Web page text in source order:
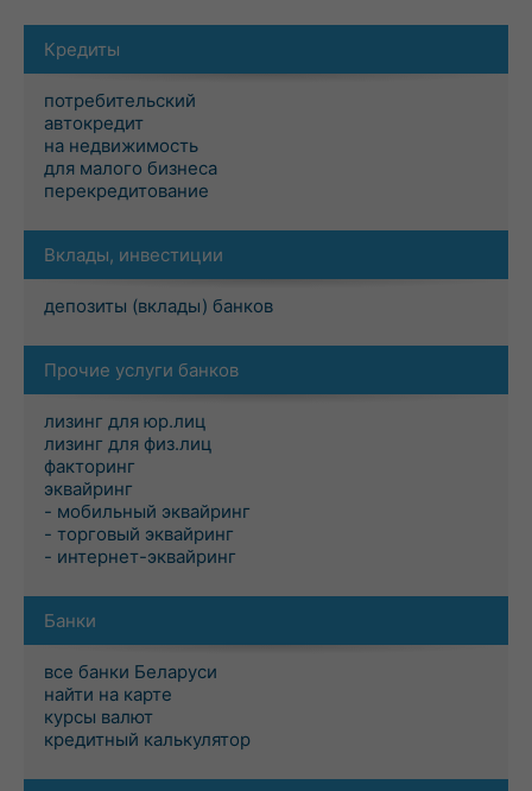
Кредиты
потребительский
автокредит
на недвижимость
для малого бизнеса
перекредитование
Вклады, инвестиции
депозиты (вклады) банков
Прочие услуги банков
лизинг для юр.лиц
лизинг для физ.лиц
факторинг
эквайринг
- мобильный эквайринг
- торговый эквайринг
- интернет-эквайринг
Банки
все банки Беларуси
найти на карте
курсы валют
кредитный калькулятор